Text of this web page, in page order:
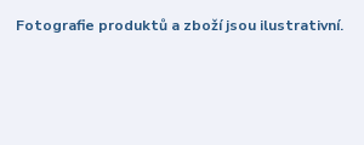
Fotografie produktů a zboží jsou ilustrativní.